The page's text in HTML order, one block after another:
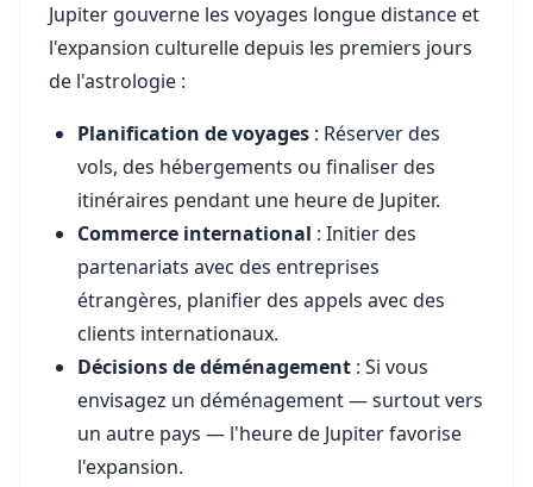
Jupiter gouverne les voyages longue distance et
l'expansion culturelle depuis les premiers jours
de l'astrologie :
Planification de voyages : Réserver des
vols, des hébergements ou finaliser des
itinéraires pendant une heure de Jupiter.
Commerce international : Initier des
partenariats avec des entreprises
étrangères, planifier des appels avec des
clients internationaux.
Décisions de déménagement : Si vous
envisagez un déménagement — surtout vers
un autre pays — l'heure de Jupiter favorise
l'expansion.